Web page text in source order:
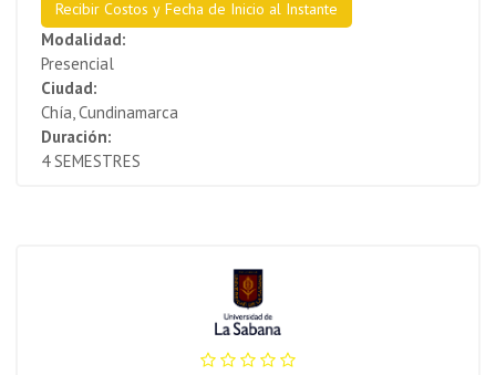
Recibir Costos y Fecha de Inicio al Instante
Modalidad:
Presencial
Ciudad:
Chía, Cundinamarca
Duración:
4 SEMESTRES